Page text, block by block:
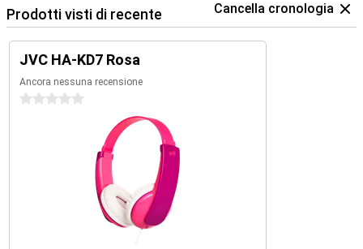
Prodotti visti di recente Cancella cronologia
JVC HA-KD7 Rosa
Ancora nessuna recensione
0 stelle